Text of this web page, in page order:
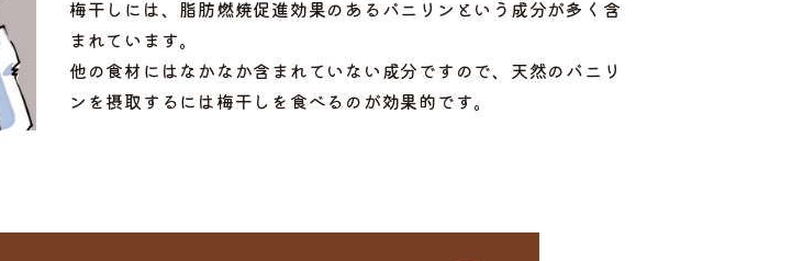
梅干しには、脂肪燃焼促進効果のあるバニリンという成分が多く含
まれています。
他の食材にはなかなか含まれていない成分ですので、天然のバニリ
ンを摂取するには梅干しを食べるのが効果的です。